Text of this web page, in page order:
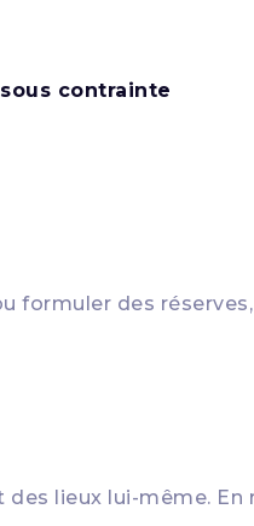
sous contrainte
formuler des
des lieux lui-même.